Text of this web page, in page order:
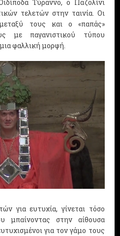
Τύραννο, ο Παζολίνι
τελετών στην ταινία. Οι
τους και ο «παπάς»
με παγανιστικού τύπου
φαλλική μορφή.
για ευτυχία, γίνεται τόσο
μπαίνοντας στην αίθουσα
για τον γάμο τους